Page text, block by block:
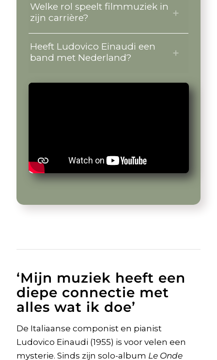
Welke rol speelt filmmuziek in
zijn carrière?
Heeft Ludovico Einaudi een
band met Nederland?
‘Mijn muziek heeft een
diepe connectie met
alles wat ik doe’
De Italiaanse componist en pianist
Ludovico Einaudi (1955) is voor velen een
mysterie. Sinds zijn solo-album Le Onde